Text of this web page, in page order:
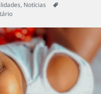
, Notícias